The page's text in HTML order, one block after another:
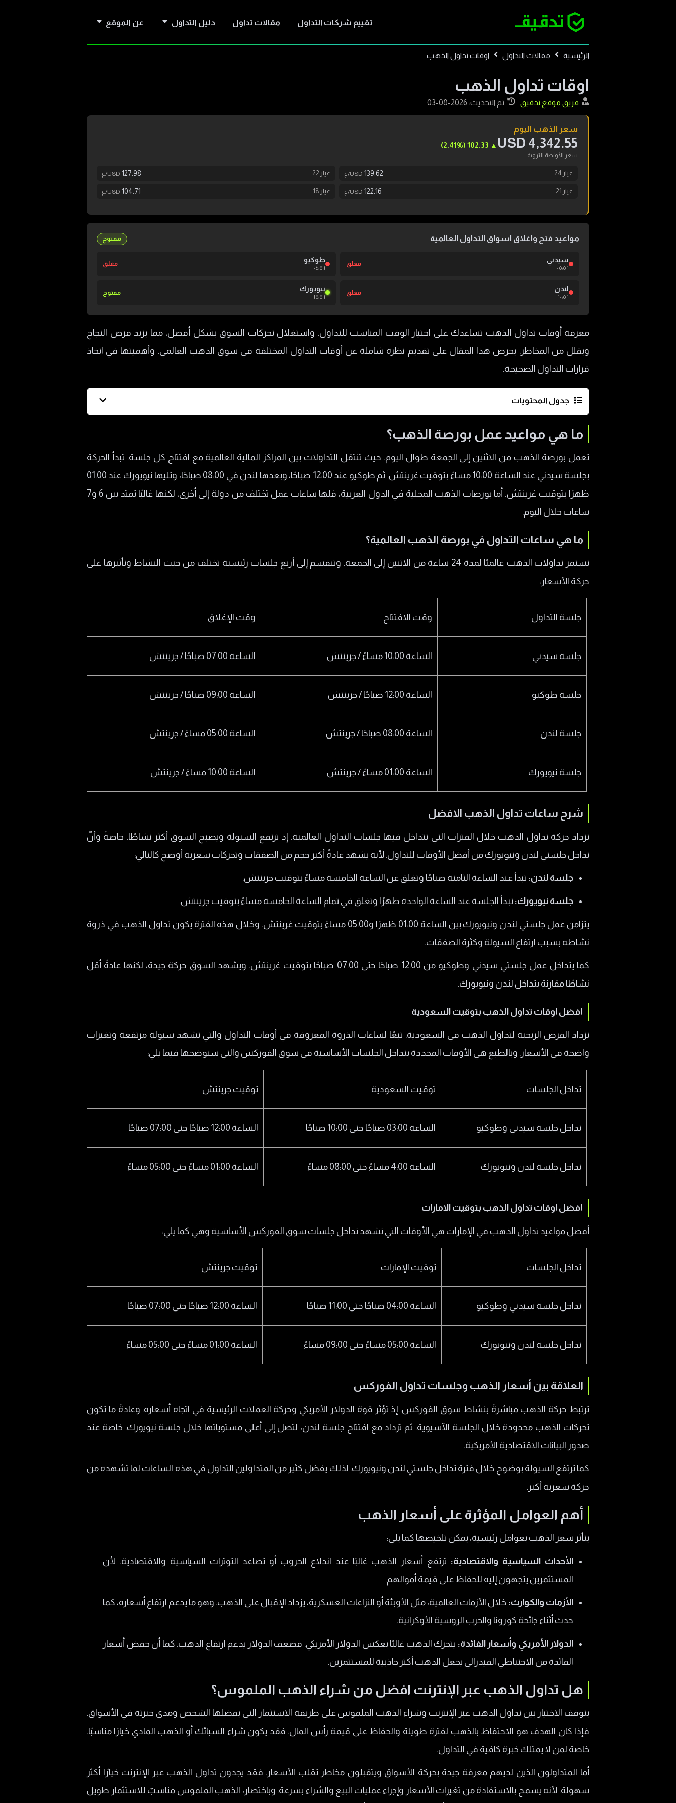
تقييم شركات التداول مقالات تداول دليل التداول عن الموقع
الرئيسية مقالات التداول اوقات تداول الذهب
اوقات تداول الذهب
فريق موقع تدقيق تم التحديث: 2026-08-03
سعر الذهب اليوم
4,342.55
USD
▲
102.33
(
2.41%)
سعر الأونصة التروية
عيار 24
139.62 USD/غ عيار 22
127.98 USD/غ
عيار 21
122.16 USD/غ عيار 18
104.71 USD/غ
مواعيد فتح واغلاق اسواق التداول العالمية مفتوح
سيدني
٠٥:٥٦
مغلق طوكيو
٠٤:٥٦
مغلق
لندن
٢٠:٥٦
مغلق نيويورك
١٥:٥٦
مفتوح
معرفة أوقات تداول الذهب تساعدك على اختيار الوقت المناسب للتداول. واستغلال تحركات السوق بشكل أفضل، مما يزيد فرص النجاح
ويقلل من المخاطر. يحرص هذا المقال على تقديم نظرة شاملة عن أوقات التداول المختلفة في سوق الذهب العالمي. وأهميتها في اتخاذ
قرارات التداول الصحيحة.
جدول المحتويات
ما هي ساعات التداول في بورصة الذهب العالمية؟
شرح ساعات تداول الذهب الافضل
افضل اوقات تداول الذهب بتوقيت السعودية
افضل اوقات تداول الذهب بتوقيت الامارات
أهم العوامل المؤثرة على أسعار الذهب
هل تداول الذهب عبر الإنترنت افضل من شراء الذهب الملموس؟
أفضل شركات تداول الذهب عبر الإنترنت
خطوة بخطوة: كيف تتداول ببورصة الذهب عبر الإنترنت؟
ما هي مواعيد عمل بورصة الذهب؟
تعمل بورصة الذهب من الاثنين إلى الجمعة طوال اليوم. حيث تنتقل التداولات بين المراكز المالية العالمية مع افتتاح كل جلسة. تبدأ الحركة
بجلسة سيدني عند الساعة 10:00 مساءً بتوقيت غرينتش. ثم طوكيو عند 12:00 صباحًا، وبعدها لندن في 08:00 صباحًا، وتليها نيويورك عند 01:00
ظهرًا بتوقيت غرينتش. أما بورصات الذهب المحلية في الدول العربية، فلها ساعات عمل تختلف من دولة إلى أخرى، لكنها غالبًا تمتد بين 6 و7
ساعات خلال اليوم.
ما هي ساعات التداول في بورصة الذهب العالمية؟
تستمر تداولات الذهب عالميًا لمدة 24 ساعة من الاثنين إلى الجمعة. وتنقسم إلى أربع جلسات رئيسية تختلف من حيث النشاط وتأثيرها على
حركة الأسعار:
جلسة التداول وقت الافتتاح وقت الإغلاق
جلسة سيدني الساعة 10:00 مساءً / جرينتش الساعة 07:00 صباحًا / جرينتش
جلسة طوكيو الساعة 12:00 صباحًا / جرينتش الساعة 09:00 صباحًا / جرينتش
جلسة لندن الساعة 08:00 صباحًا / جرينتش الساعة 05:00 مساءً / جرينتش
جلسة نيويورك الساعة 01:00 مساءً / جرينتش الساعة 10:00 مساءً / جرينتش
شرح ساعات تداول الذهب الافضل
تزداد حركة تداول الذهب خلال الفترات التي تتداخل فيها جلسات التداول العالمية. إذ ترتفع السيولة ويصبح السوق أكثر نشاطًا. خاصةً وأنّ
تداخل جلستي لندن ونيويورك من أفضل الأوقات للتداول. لأنه يشهد عادةً أكبر حجم من الصفقات وتحركات سعرية أوضح كالتالي:
جلسة لندن: تبدأ عند الساعة الثامنة صباحًا وتغلق عن الساعة الخامسة مساءً بتوقيت جرينتش.
جلسة نيويورك: تبدأ الجلسة عند الساعة الواحدة ظهرًا وتغلق في تمام الساعة الخامسة مساءً بتوقيت جرينتش.
يتزامن عمل جلستي لندن ونيويورك بين الساعة 01:00 ظهرًا و05:00 مساءً بتوقيت غرينتش. وخلال هذه الفترة يكون تداول الذهب في ذروة
نشاطه بسبب ارتفاع السيولة وكثرة الصفقات.
كما يتداخل عمل جلستي سيدني وطوكيو من 12:00 صباحًا حتى 07:00 صباحًا بتوقيت غرينتش. ويشهد السوق حركة جيدة، لكنها عادةً أقل
نشاطًا مقارنة بتداخل لندن ونيويورك.
افضل اوقات تداول الذهب بتوقيت السعودية
تزداد الفرص الربحية لتداول الذهب في السعودية. تبعًا لساعات الذروة المعروفة في أوقات التداول والتي تشهد سيولة مرتفعة وتغيرات
واضحة في الأسعار. وبالطبع هي الأوقات المحددة بتداخل الجلسات الأساسية في سوق الفوركس والتي سنوضحها فيما يلي:
تداخل الجلسات توقيت السعودية توقيت جرينتش
تداخل جلسة سيدني وطوكيو الساعة 03:00 صباحًا حتى 10:00 صباحًا الساعة 12:00 صباحًا حتى 07:00 صباحًا
تداخل جلسة لندن ونيويورك الساعة 4:00 مساءً حتى 08:00 مساءً الساعة 01:00 مساءً حتى 05:00 مساءً
افضل اوقات تداول الذهب بتوقيت الامارات
أفضل مواعيد تداول الذهب في الإمارات هي الأوقات التي تشهد تداخل جلسات سوق الفوركس الأساسية وهي كما يلي:
تداخل الجلسات توقيت الإمارات توقيت جرينتش
تداخل جلسة سيدني وطوكيو الساعة 04:00 صباحًا حتى 11:00 صباحًا الساعة 12:00 صباحًا حتى 07:00 صباحًا
تداخل جلسة لندن ونيويورك الساعة 05:00 مساءً حتى 09:00 مساءً الساعة 01:00 مساءً حتى 05:00 مساءً
العلاقة بين أسعار الذهب وجلسات تداول الفوركس
ترتبط حركة الذهب مباشرةً بنشاط سوق الفوركس. إذ تؤثر قوة الدولار الأمريكي وحركة العملات الرئيسية في اتجاه أسعاره. وعادةً ما تكون
تحركات الذهب محدودة خلال الجلسة الآسيوية. ثم تزداد مع افتتاح جلسة لندن، لتصل إلى أعلى مستوياتها خلال جلسة نيويورك. خاصة عند
صدور البيانات الاقتصادية الأمريكية.
كما ترتفع السيولة بوضوح خلال فترة تداخل جلستي لندن ونيويورك. لذلك يفضل كثير من المتداولين التداول في هذه الساعات لما تشهده من
حركة سعرية أكبر.
أهم العوامل المؤثرة على أسعار الذهب
يتأثر سعر الذهب بعوامل رئيسية، يمكن تلخيصها كما يلي:
الأحداث السياسية والاقتصادية: ترتفع أسعار الذهب غالبًا عند اندلاع الحروب أو تصاعد التوترات السياسية والاقتصادية. لأن
المستثمرين يتجهون إليه للحفاظ على قيمة أموالهم.
الأزمات والكوارث: خلال الأزمات العالمية، مثل الأوبئة أو النزاعات العسكرية، يزداد الإقبال على الذهب. وهو ما يدعم ارتفاع أسعاره، كما
حدث أثناء جائحة كورونا والحرب الروسية الأوكرانية.
الدولار الأمريكي وأسعار الفائدة: يتحرك الذهب غالبًا بعكس الدولار الأمريكي. فضعف الدولار يدعم ارتفاع الذهب. كما أن خفض أسعار
الفائدة من الاحتياطي الفيدرالي يجعل الذهب أكثر جاذبية للمستثمرين.
هل تداول الذهب عبر الإنترنت افضل من شراء الذهب الملموس؟
يتوقف الاختيار بين تداول الذهب عبر الإنترنت وشراء الذهب الملموس على طريقة الاستثمار التي يفضلها الشخص ومدى خبرته في الأسواق.
فإذا كان الهدف هو الاحتفاظ بالذهب لفترة طويلة والحفاظ على قيمة رأس المال. فقد يكون شراء السبائك أو الذهب المادي خيارًا مناسبًا.
خاصة لمن لا يمتلك خبرة كافية في التداول.
أما المتداولون الذين لديهم معرفة جيدة بحركة الأسواق ويتقبلون مخاطر تقلب الأسعار. فقد يجدون تداول الذهب عبر الإنترنت خيارًا أكثر
سهولة. لأنه يسمح بالاستفادة من تغيرات الأسعار وإجراء عمليات البيع والشراء بسرعة. وباختصار، الذهب الملموس مناسبٌ للاستثمار طويل